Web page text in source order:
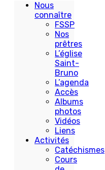
Nous
connaître
FSSP
Nos
prêtres
L’église
Saint-
Bruno
L’agenda
Accès
Albums
photos
Vidéos
Liens
Activités
Catéchismes
Cours